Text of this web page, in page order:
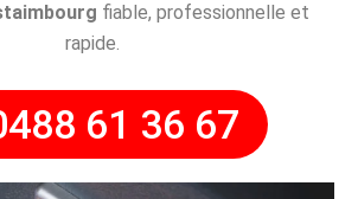
fiable, professionnelle et
rapide.
61 36 67